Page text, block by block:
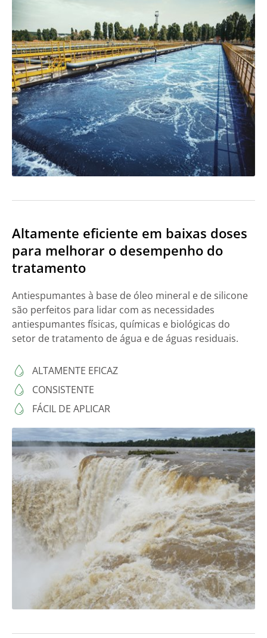
Altamente eficiente em baixas doses
para melhorar o desempenho do
tratamento
Antiespumantes à base de óleo mineral e de silicone
são perfeitos para lidar com as necessidades
antiespumantes físicas, químicas e biológicas do
setor de tratamento de água e de águas residuais.
ALTAMENTE EFICAZ
CONSISTENTE
FÁCIL DE APLICAR